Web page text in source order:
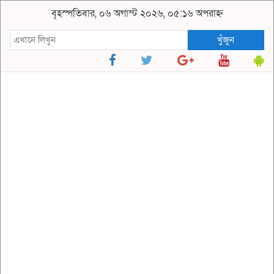
বৃহস্পতিবার, ০৬ অগাস্ট ২০২৬, ০৫:১৬ অপরাহ্ন
খুঁজুন